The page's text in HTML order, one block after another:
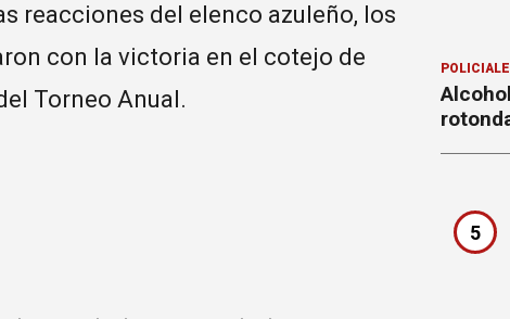
reacciones del elenco azuleño, los
con la victoria en el cotejo de
Torneo Anual.
5